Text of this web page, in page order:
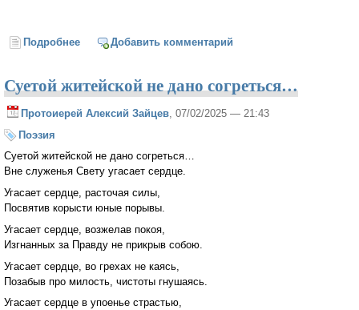
Подробнее о Первая исповедь
Добавить комментарий
Суетой житейской не дано согреться…
Протоиерей Алексий Зайцев , 07/02/2025 — 21:43
Поэзия
Суетой житейской не дано согреться…
Вне служенья Свету угасает сердце.
Угасает сердце, расточая силы,
Посвятив корысти юные порывы.
Угасает сердце, возжелав покоя,
Изгнанных за Правду не прикрыв собою.
Угасает сердце, во грехах не каясь,
Позабыв про милость, чистоты гнушаясь.
Угасает сердце в упоенье страстью,